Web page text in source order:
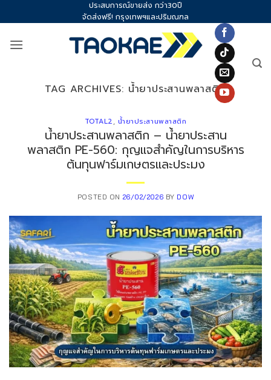
to
ประสบการณ์ขายส่ง กว่า30ปี
จัดส่งฟรี! กรุงเทพฯและปริมณฑล
TAG ARCHIVES: น้ำยาประสานพลาสติก
TOTAL2,น้ำยาประสานพลาสติก
น้ำยาประสานพลาสติก – น้ำยาประสาน
พลาสติก PE-560: กุญแจสำคัญในการบริหาร
ต้นทุนฟาร์มเกษตรและประมง
POSTED ON 26/02/2026 BY DOW